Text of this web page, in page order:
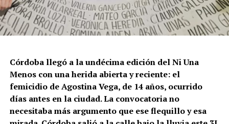
Córdoba llegó a la undécima edición del Ni Una
Menos con una herida abierta y reciente: el
femicidio de Agostina Vega, de 14 años, ocurrido
días antes en la ciudad. La convocatoria no
necesitaba más argumento que ese flequillo y esa